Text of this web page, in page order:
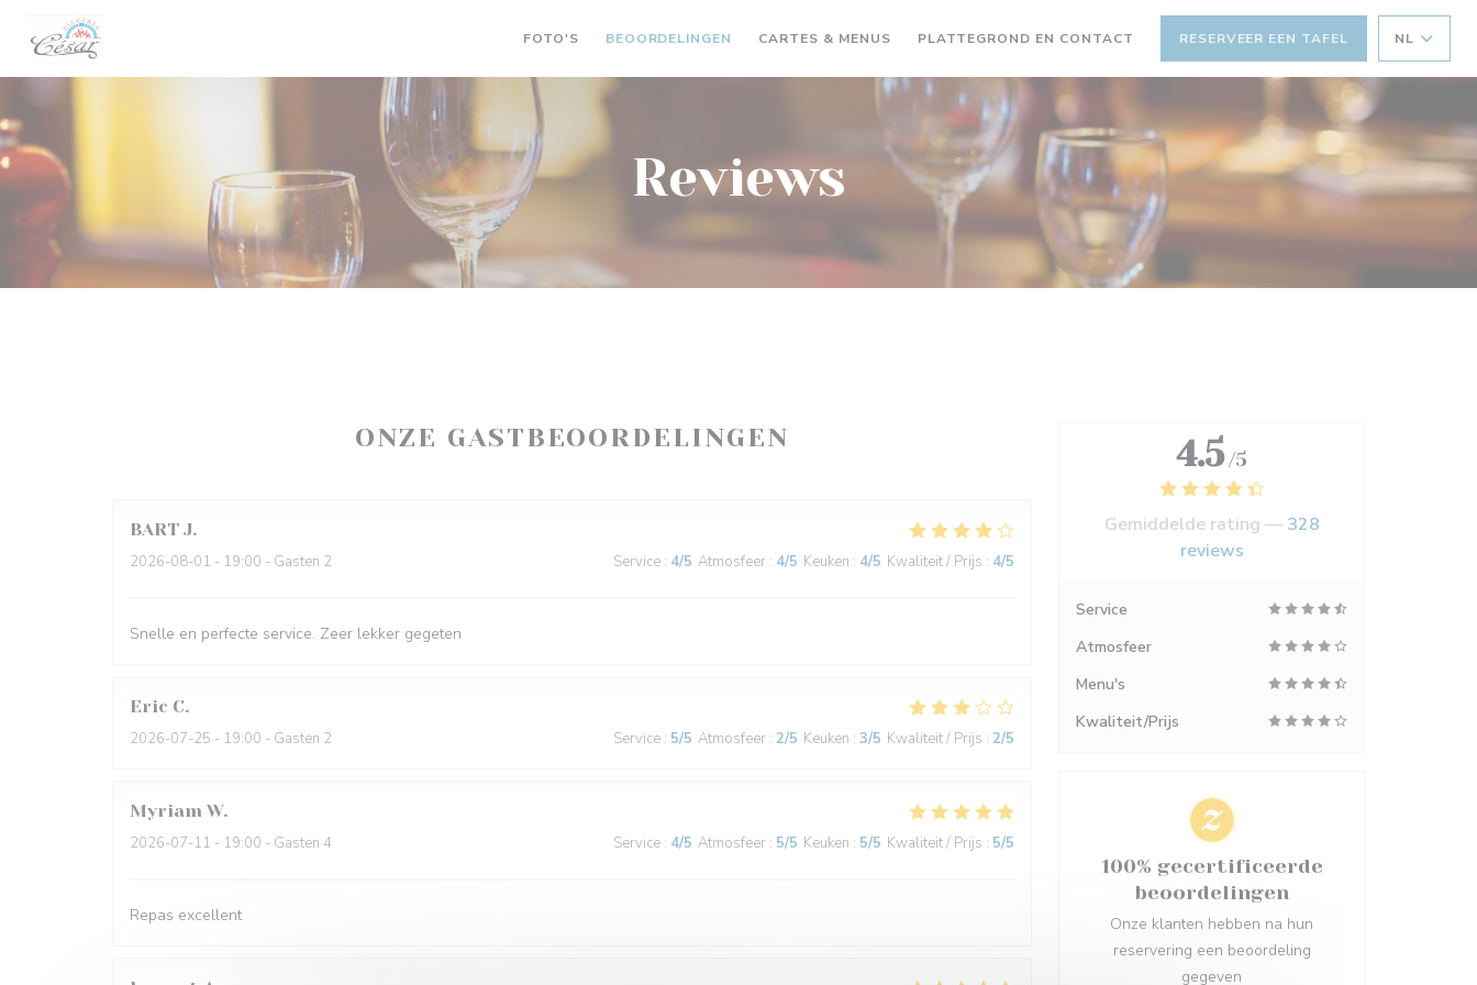
Cookies beheer paneel
FOTO'S BEOORDELINGEN CARTES & MENUS((OPENT IN EEN NIEUW VENSTER))
PLATTEGROND EN CONTACT RESERVEER EEN TAFEL NL
Reviews
ONZE GASTBEOORDELINGEN
BART J
2026-08-01 - 19:00 - Gasten 2 Service : 4/5 Atmosfeer : 4/5 Keuken : 4/5 Kwaliteit / Prijs : 4/5
Snelle en perfecte service. Zeer lekker gegeten
Eric C
2026-07-25 - 19:00 - Gasten 2 Service : 5/5 Atmosfeer : 2/5 Keuken : 3/5 Kwaliteit / Prijs : 2/5
Myriam W
2026-07-11 - 19:00 - Gasten 4 Service : 4/5 Atmosfeer : 5/5 Keuken : 5/5 Kwaliteit / Prijs : 5/5
Repas excellent
4.5 /5
Gemiddelde rating — 328
reviews
Service
Atmosfeer
Menu's
Kwaliteit/Prijs
100% gecertificeerde
beoordelingen
Onze klanten hebben na hun
reservering een beoordeling
gegeven